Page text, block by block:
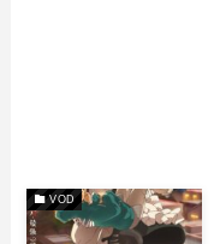
VOD